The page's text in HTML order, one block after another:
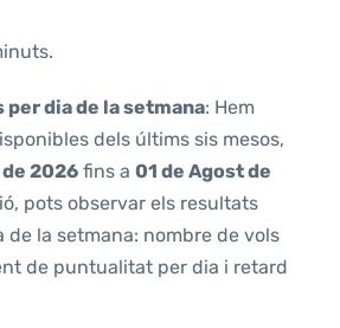
dia de la setmana: Hem
dels últims sis mesos,
2026 fins a 01 de Agost de
pots observar els resultats
de la setmana: nombre de vols
de puntualitat per dia i retard